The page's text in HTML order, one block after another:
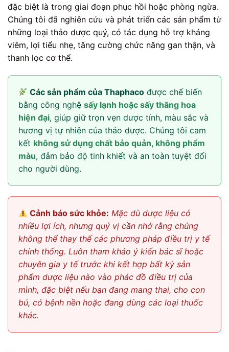
đặc biệt là trong giai đoạn phục hồi hoặc phòng ngừa.
Chúng tôi đã nghiên cứu và phát triển các sản phẩm từ
những loại thảo dược quý, có tác dụng hỗ trợ kháng
viêm, lợi tiểu nhẹ, tăng cường chức năng gan thận, và
thanh lọc cơ thể.
Các sản phẩm của Thaphaco được chế biến
bằng công nghệ sấy lạnh hoặc sấy thăng hoa
hiện đại, giúp giữ trọn vẹn dược tính, màu sắc và
hương vị tự nhiên của thảo dược. Chúng tôi cam
kết không sử dụng chất bảo quản, không phẩm
màu, đảm bảo độ tinh khiết và an toàn tuyệt đối
cho người dùng.
Cảnh báo sức khỏe: Mặc dù dược liệu có
nhiều lợi ích, nhưng quý vị cần nhớ rằng chúng
không thể thay thế các phương pháp điều trị y tế
chính thống. Luôn tham khảo ý kiến bác sĩ hoặc
chuyên gia y tế trước khi kết hợp bất kỳ sản
phẩm dược liệu nào vào phác đồ điều trị của
mình, đặc biệt nếu bạn đang mang thai, cho con
bú, có bệnh nền hoặc đang dùng các loại thuốc
khác.